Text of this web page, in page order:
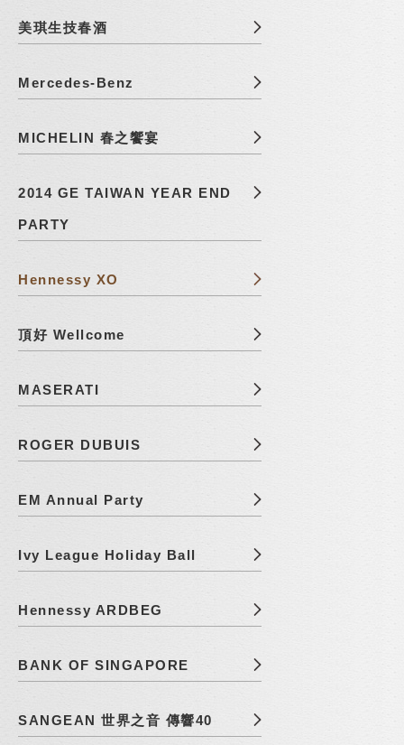
美琪生技春酒
Mercedes-Benz
MICHELIN 春之饗宴
2014 GE TAIWAN YEAR END
PARTY
Hennessy XO
頂好 Wellcome
MASERATI
ROGER DUBUIS
EM Annual Party
Ivy League Holiday Ball
Hennessy ARDBEG
BANK OF SINGAPORE
SANGEAN 世界之音 傳響40